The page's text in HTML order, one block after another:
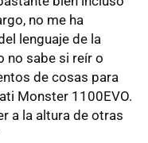
no me ha
lenguaje de la
no sabe si reír o
de cosas para
Monster 1100EVO.
a la altura de otras